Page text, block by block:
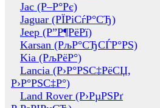
Jac (Р–Р°Рє)
Jaguar (РЇРіСѓР°СЂ)
Jeep (Р”Р¶РёРї)
Karsan (РљР°СЂСЃР°РЅ)
Kia (РљРёР°)
Lancia (Р›Р°РЅС‡РёСЏ,
Р›Р°РЅС‡Р°)
Land Rover (Р›РµРЅРґ